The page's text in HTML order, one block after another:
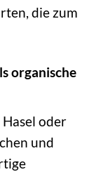
die zum
organische
oder
und